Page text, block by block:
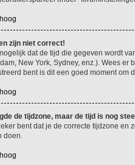
zijn niet correct!
dat de tijd die gegeven wordt
New York, Sydney, enz.). Wees
bent is dit een goed moment om
de tijdzone, maar de tijd is nog
bent dat je de correcte tijdzone en
doen.